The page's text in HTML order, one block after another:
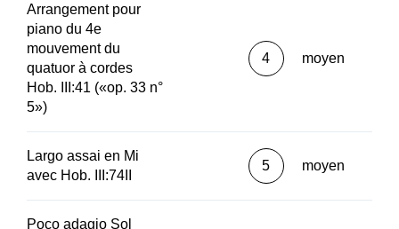
Arrangement pour
piano du 4e
mouvement du
quatuor à cordes
Hob. III:41 («op. 33 n°
5»)
4 moyen
Largo assai en Mi
avec Hob. III:74II
5 moyen
Poco adagio Sol